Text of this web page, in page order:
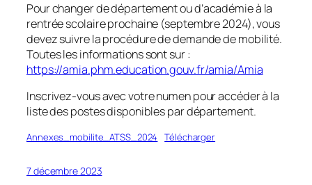
Pour changer de département ou d’académie à la
rentrée scolaire prochaine (septembre 2024), vous
devez suivre la procédure de demande de mobilité.
Toutes les informations sont sur :
https://amia.phm.education.gouv.fr/amia/Amia
Inscrivez-vous avec votre numen pour accéder à la
liste des postes disponibles par département.
Annexes_mobilite_ATSS_2024 Télécharger
7 décembre 2023